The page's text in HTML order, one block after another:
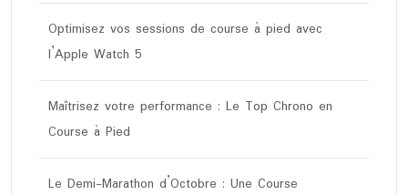
Optimisez vos sessions de course à pied avec
l’Apple Watch 5
Maîtrisez votre performance : Le Top Chrono en
Course à Pied
Le Demi-Marathon d’Octobre : Une Course